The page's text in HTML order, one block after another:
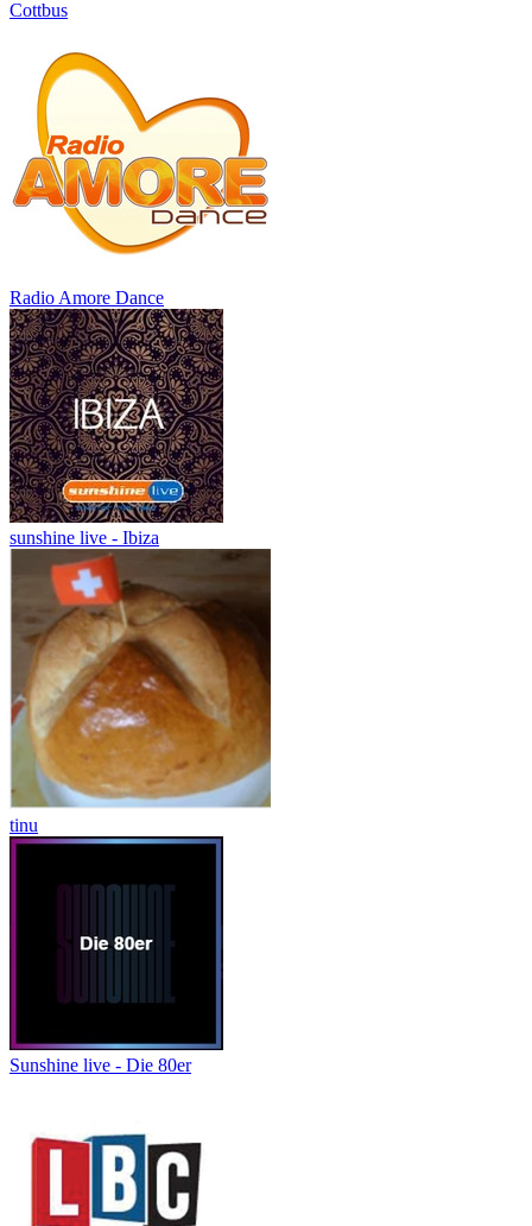
Cottbus
Radio Amore Dance
sunshine live - Ibiza
tinu
Sunshine live - Die 80er